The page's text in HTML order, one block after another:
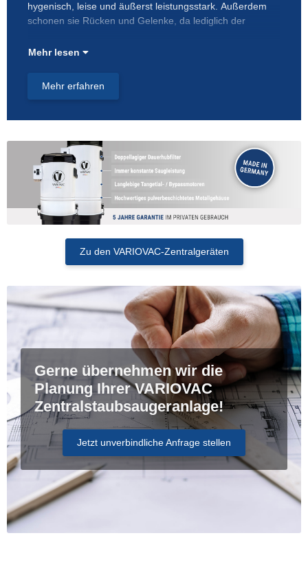
hygenisch, leise und äußerst leistungsstark. Außerdem
schonen sie Rücken und Gelenke, da lediglich der
Mehr lesen
Mehr erfahren
Zu den VARIOVAC-Zentralgeräten
Gerne übernehmen wir die
Planung Ihrer VARIOVAC
Zentralstaubsaugeranlage!
Jetzt unverbindliche Anfrage stellen